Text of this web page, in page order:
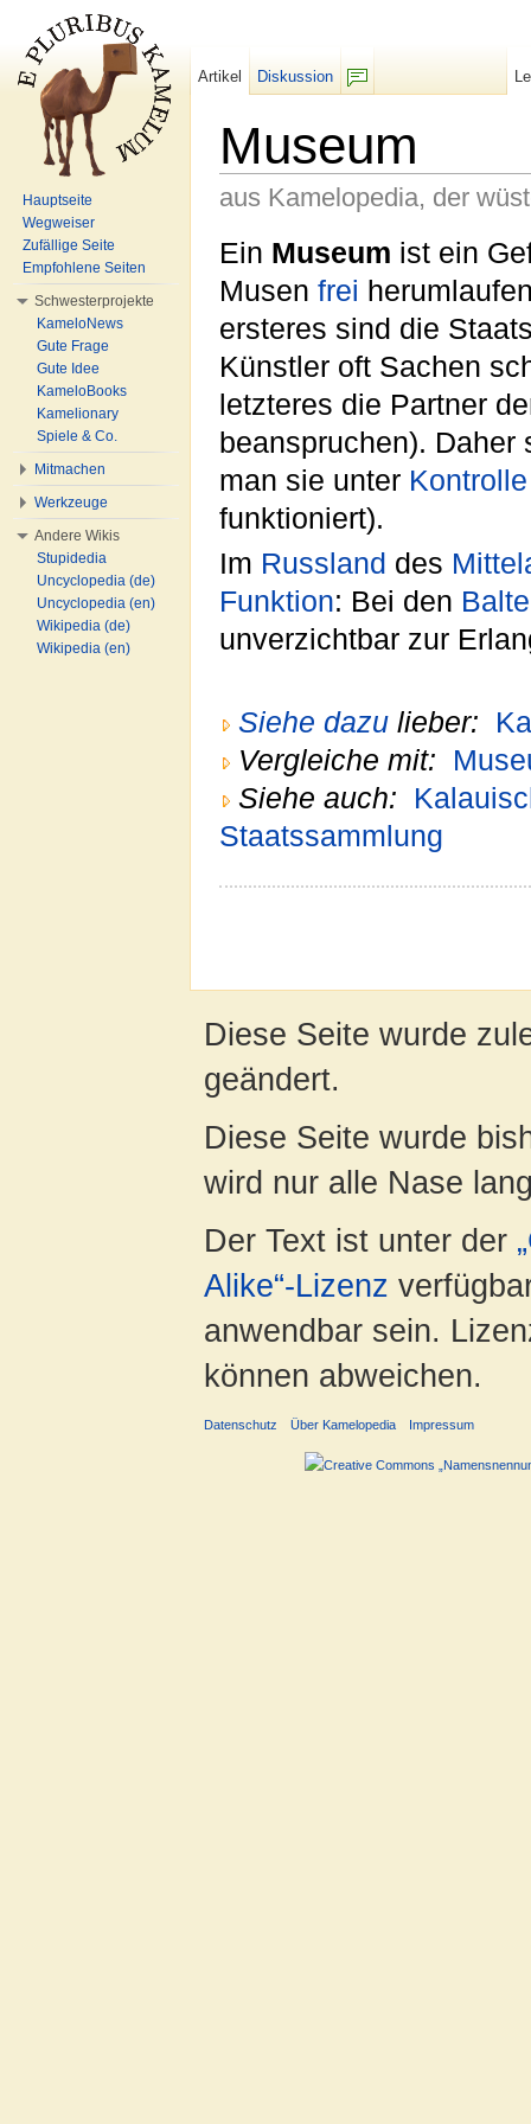
Museum
aus Kamelopedia, der
Ein Museum ist ein
Musen frei
ersteres sind die
Künstler oft Sachen
letzteres die Partner
beanspruchen). Daher
man sie unter Kontrolle
funktioniert).
Im Russland des
Funktion: Bei den
unverzichtbar zur
Siehe dazu lieber:
Vergleiche mit:
Siehe auch:
Staatssammlung
Artikel
Diskussion
Hauptseite
Wegweiser
Zufällige Seite
Empfohlene Seiten
Schwesterprojekte
KameloNews
Gute Frage
Gute Idee
KameloBooks
Kamelionary
Spiele & Co.
Mitmachen
Werkzeuge
Andere Wikis
Stupidedia
Uncyclopedia (de)
Uncyclopedia (en)
Wikipedia (de)
Wikipedia (en)
Diese Seite wurde
geändert.
Diese Seite wurde
wird nur alle Nase
Der Text ist unter der
Alike“-Lizenz
anwendbar sein.
können abweichen.
Datenschutz Über Kamelopedia Impressum